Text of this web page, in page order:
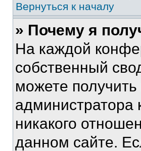
Вернуться к началу
» Почему я
На каждой
собственный
можете
администратора
никакого
данном сайте.